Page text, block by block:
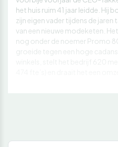
het huis ruim 41 jaar leidde. Hij
zijn eigen vader tijdens de
van een nieuwe modeketen.
nog onder de noemer Promo
groeide tegen een hoge